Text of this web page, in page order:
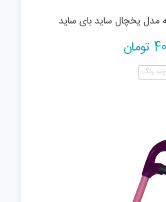
مدل یخچال ساید بای ساید
تومان
چند رنگ